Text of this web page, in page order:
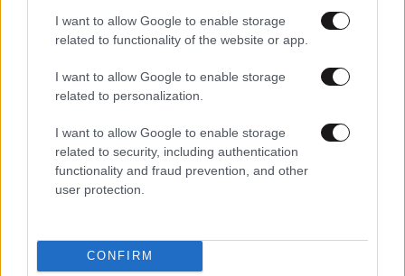
I want to allow Google to enable storage
related to functionality of the website or app.
I want to allow Google to enable storage
related to personalization.
I want to allow Google to enable storage
related to security, including authentication
functionality and fraud prevention, and other
user protection.
CONFIRM